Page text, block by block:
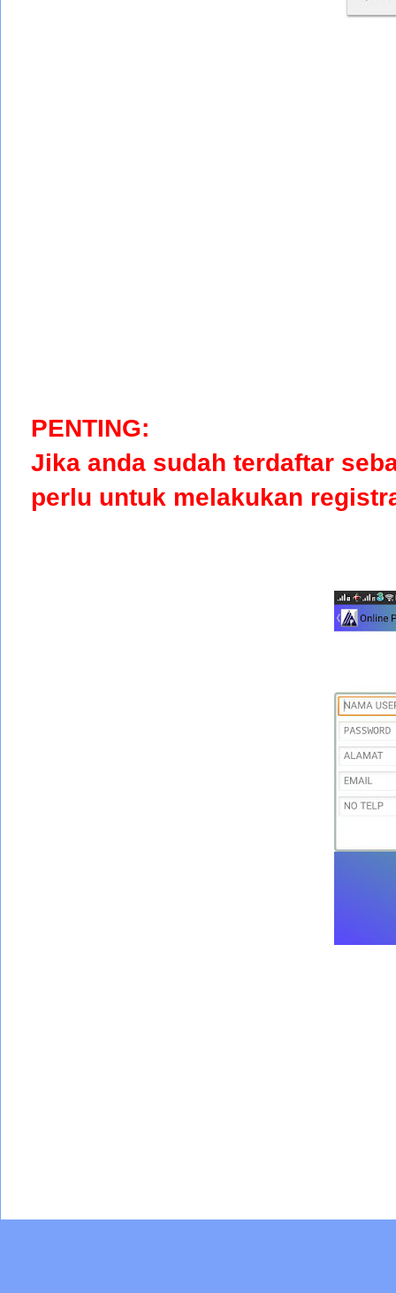
PENTING:
Jika anda sudah terdaftar
perlu untuk melakukan